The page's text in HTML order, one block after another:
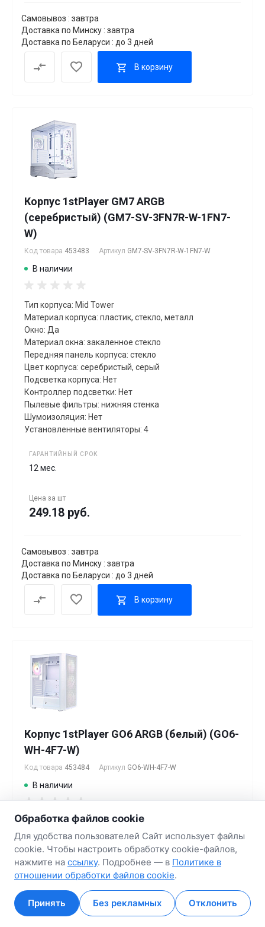
Главная Кабинет Избранные Сравнение
Главная Кабинет Избранные Сравнение
Самовывоз : завтра
Доставка по Минску : завтра
Доставка по Беларуси : до 3 дней
В корзину
Корпус 1stPlayer GM7 ARGB
(серебристый) (GM7-SV-3FN7R-W-1FN7-
W)
Код товара 453483 Артикул GM7-SV-3FN7R-W-1FN7-W
В наличии
Тип корпуса: Mid Tower
Материал корпуса: пластик, стекло, металл
Окно: Да
Материал окна: закаленное стекло
Передняя панель корпуса: стекло
Цвет корпуса: серебристый, серый
Подсветка корпуса: Нет
Контроллер подсветки: Нет
Пылевые фильтры: нижняя стенка
Шумоизоляция: Нет
Установленные вентиляторы: 4
ГАРАНТИЙНЫЙ СРОК
12 мес.
Цена за шт
249.18 руб.
Самовывоз : завтра
Доставка по Минску : завтра
Доставка по Беларуси : до 3 дней
В корзину
Корпус 1stPlayer GO6 ARGB (белый) (GO6-
WH-4F7-W)
Код товара 453484 Артикул GO6-WH-4F7-W
В наличии
Тип корпуса: Mid Tower
Материал корпуса: пластик, стекло, металл
Окно: Да
Материал окна: закаленное стекло
Передняя панель корпуса: сетка
Подсветка корпуса: Нет
Контроллер подсветки: Да
Обработка файлов cookie
Для удобства пользователей Сайт использует файлы
cookie. Чтобы настроить обработку cookie-файлов,
нажмите на ссылку. Подробнее — в Политике в
отношении обработки файлов cookie.
Принять Без рекламных Отклонить